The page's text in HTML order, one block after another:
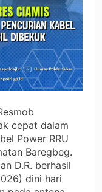
cepat dalam
Power RRU
Baregbeg.
D.R. berhasil
dini hari